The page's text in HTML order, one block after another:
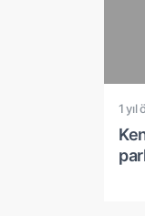
1 yıl